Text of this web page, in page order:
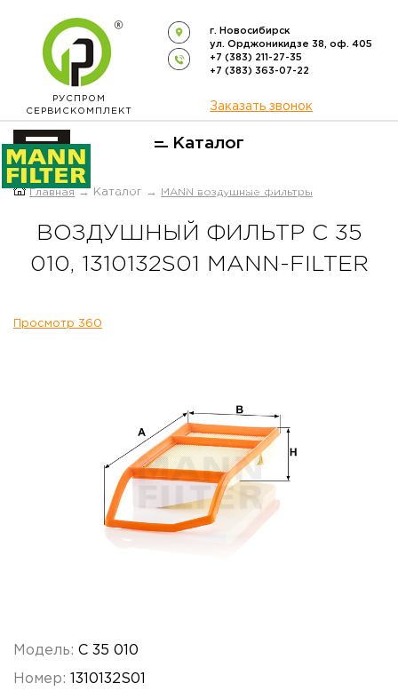
РУСПРОМ
СЕРВИСКОМПЛЕКТ
г. Новосибирск
ул. Орджоникидзе 38, оф. 405
+7 (383) 211-27-35
+7 (383) 363-07-22
Заказать звонок
Каталог
ОФИЦИАЛЬНЫЙ ДИСТРИБЬЮТОР
Главная → Каталог → MANN воздушные фильтры
ВОЗДУШНЫЙ ФИЛЬТР C 35
010, 1310132S01 MANN-FILTER
Просмотр 360
Модель: C 35 010
Номер: 1310132S01